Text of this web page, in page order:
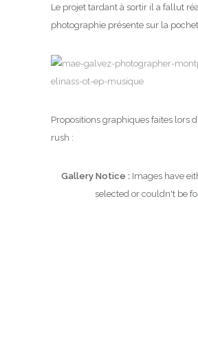
Le projet tardant à sortir il a fallut
photographie présente sur la
Propositions graphiques faites lors
rush :
Gallery Notice : Images have
selected or couldn't be